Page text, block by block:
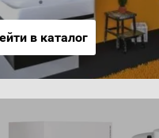
в каталог